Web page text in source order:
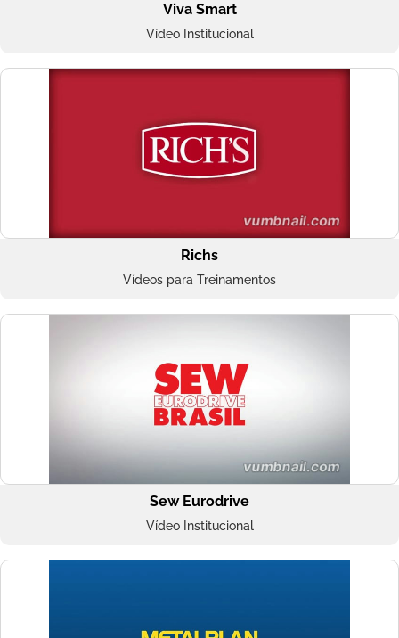
Viva Smart
Vídeo Institucional
Richs
Vídeos para Treinamentos
Sew Eurodrive
Vídeo Institucional